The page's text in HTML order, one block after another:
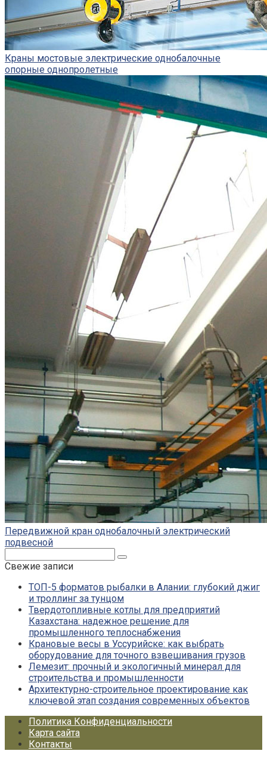
Краны мостовые электрические однобалочные
опорные однопролетные
Передвижной кран однобалочный электрический
подвесной
Свежие записи
ТОП-5 форматов рыбалки в Алании: глубокий джиг
и троллинг за тунцом
Твердотопливные котлы для предприятий
Казахстана: надежное решение для
промышленного теплоснабжения
Крановые весы в Уссурийске: как выбрать
оборудование для точного взвешивания грузов
Лемезит: прочный и экологичный минерал для
строительства и промышленности
Архитектурно-строительное проектирование как
ключевой этап создания современных объектов
Политика Конфиденциальности
Карта сайта
Контакты